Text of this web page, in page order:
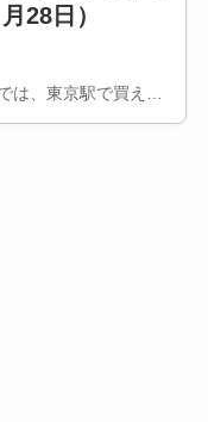
28日）
は、東京駅で買え…